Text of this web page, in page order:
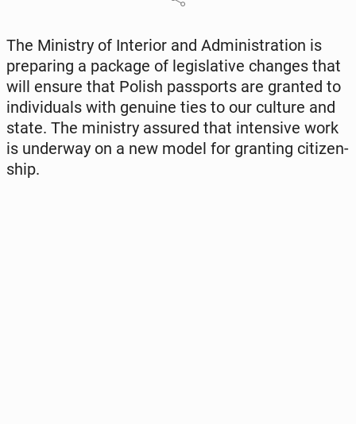
The Min­istry of In­te­ri­or and Ad­min­is­tra­tion is
prepar­ing a package of leg­isla­tive changes that
will ensure that Polish pass­ports are granted to
in­di­vid­u­als with genuine ties to our culture and
state. The min­istry assured that in­ten­sive work
is un­der­way on a new model for grant­i­ng cit­i­zen­
ship.